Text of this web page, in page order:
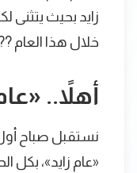
زايد بحيث يتثنى
خلال هذا العام
أهلاً..
«عام زايد»، بكل